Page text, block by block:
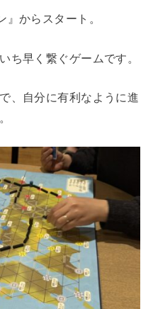
』からスタート。
ち早く繋ぐゲームです。
、自分に有利なように進